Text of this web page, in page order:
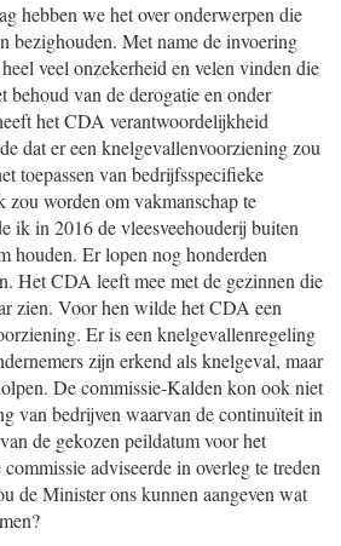
hebben we het over onderwerpen die
bezighouden. Met name de invoering
veel onzekerheid en velen vinden die
behoud van de derogatie en onder
het CDA verantwoordelijkheid
dat er een knelgevallenvoorziening zou
toepassen van bedrijfsspecifieke
worden om vakmanschap te
ik in 2016 de vleesveehouderij buiten
houden. Er lopen nog honderden
Het CDA leeft mee met de gezinnen die
zien. Voor hen wilde het CDA een
Er is een knelgevallenregeling
zijn erkend als knelgeval, maar
De commissie-Kalden kon ook niet
van bedrijven waarvan de continuïteit in
de gekozen peildatum voor het
adviseerde in overleg te treden
de Minister ons kunnen aangeven wat